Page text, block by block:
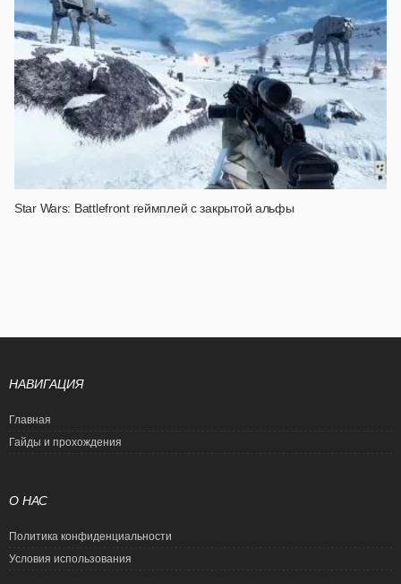
Star Wars: Battlefront геймплей с закрытой альфы
НАВИГАЦИЯ
Главная
Гайды и прохождения
О НАС
Политика конфиденциальности
Условия использования